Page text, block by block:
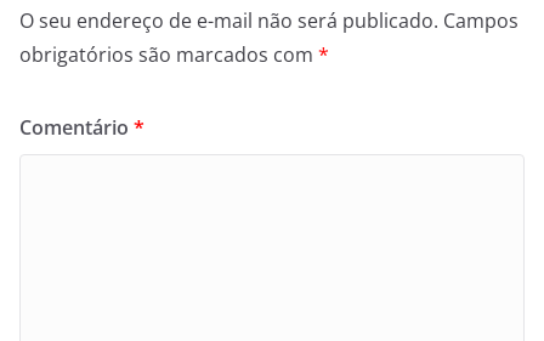
O seu endereço de e-mail não será publicado. Campos
obrigatórios são marcados com *
Comentário *